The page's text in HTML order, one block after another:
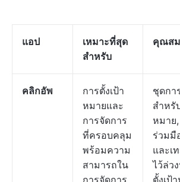
แอป
เหมาะที่สุด
สำหรับ
คุณสม
คลิกอัพ
การตั้งเป้า
หมายและ
การจัดการ
ที่ครอบคลุม
พร้อมความ
สามารถใน
การจัดการ
ชุดกา
สำหรั
หมาย,
ร่วมมื
และเ
ไว้ล่ว
ตั้งเป้